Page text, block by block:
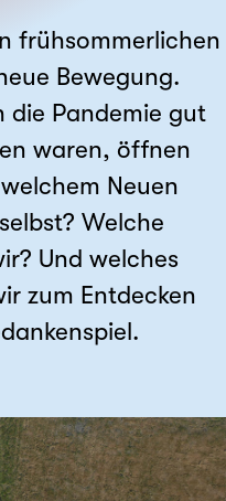
frühsommerlichen
Bewegung.
die Pandemie gut
waren, öffnen
Neuen
Welche
Und welches
zum Entdecken